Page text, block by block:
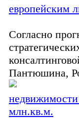
европейским
Согласно
Пантюшина,
недвижимости
млн.кв.м.